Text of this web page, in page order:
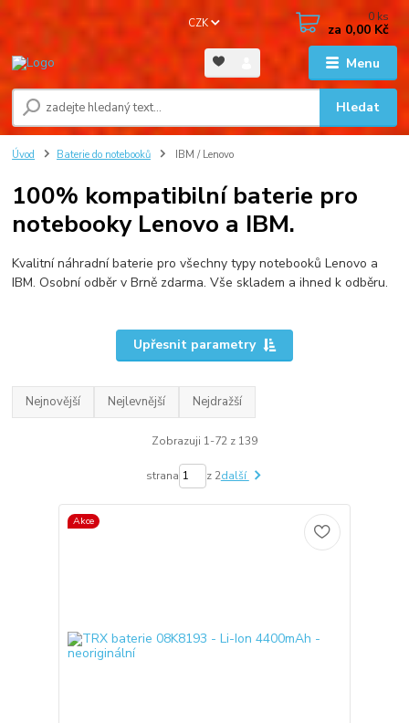
Menu
CZK
Hledat
0 ks
za 0,00 Kč
Úvod Baterie do notebooků IBM / Lenovo
100% kompatibilní baterie pro
notebooky Lenovo a IBM.
Kvalitní náhradní baterie pro všechny typy notebooků Lenovo a
IBM. Osobní odběr v Brně zdarma. Vše skladem a ihned k odběru.
Upřesnit parametry
Nejnovější Nejlevnější Nejdražší
Zobrazuji 1-72 z 139
strana z 2další
Akce